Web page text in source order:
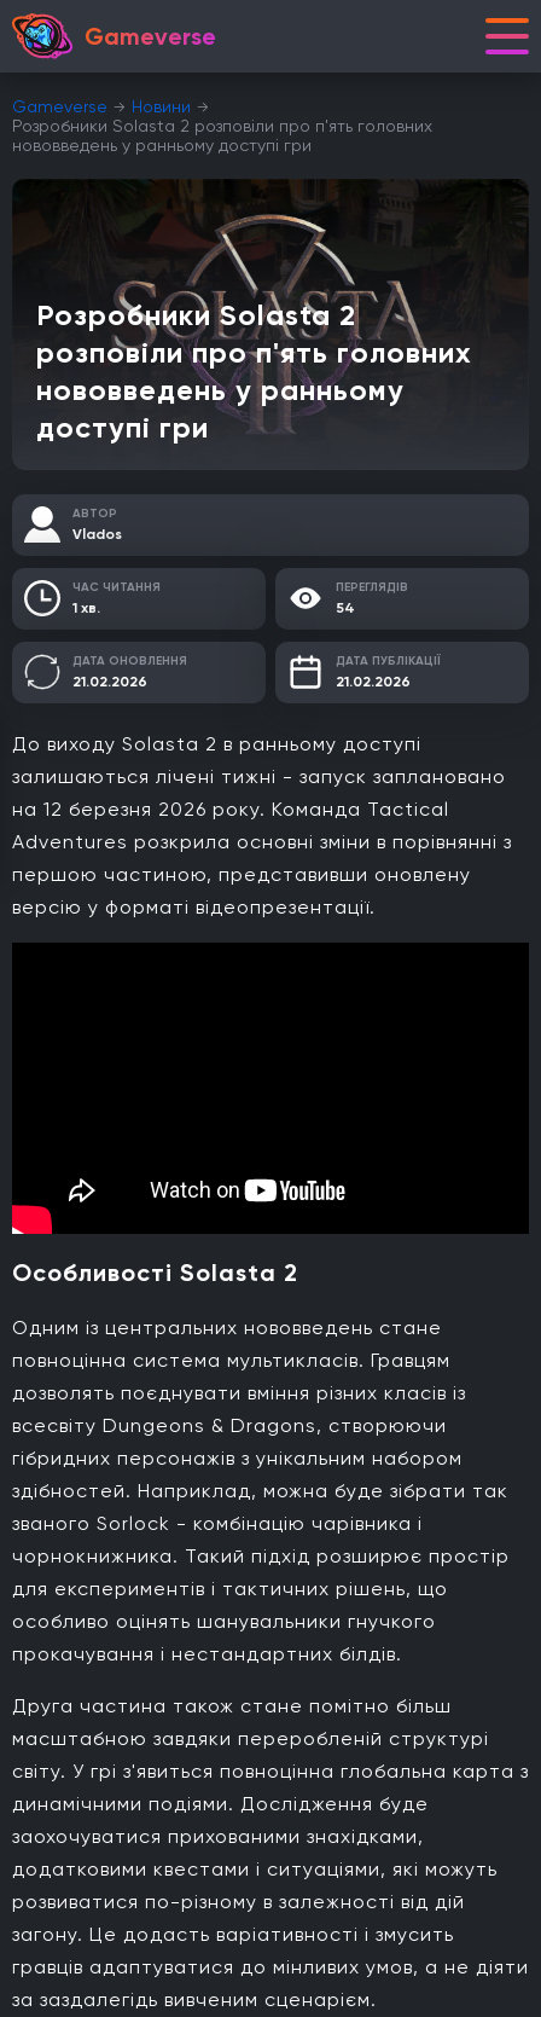
Gameverse
Gameverse
Новини
Розробники Solasta 2 розповіли про п'ять головних
нововведень у ранньому доступі гри
Розробники Solasta 2
розповіли про п'ять головних
нововведень у ранньому
доступі гри
АВТОР
Vlados
ЧАС ЧИТАННЯ
1 хв.
ПЕРЕГЛЯДІВ
54
ДАТА ОНОВЛЕННЯ
21.02.2026
ДАТА ПУБЛІКАЦІЇ
21.02.2026
До виходу Solasta 2 в ранньому доступі
залишаються лічені тижні - запуск заплановано
на 12 березня 2026 року. Команда Tactical
Adventures розкрила основні зміни в порівнянні з
першою частиною, представивши оновлену
версію у форматі відеопрезентації.
Особливості Solasta 2
Одним із центральних нововведень стане
повноцінна система мультикласів. Гравцям
дозволять поєднувати вміння різних класів із
всесвіту Dungeons & Dragons, створюючи
гібридних персонажів з унікальним набором
здібностей. Наприклад, можна буде зібрати так
званого Sorlock - комбінацію чарівника і
чорнокнижника. Такий підхід розширює простір
для експериментів і тактичних рішень, що
особливо оцінять шанувальники гнучкого
прокачування і нестандартних білдів.
Друга частина також стане помітно більш
масштабною завдяки переробленій структурі
світу. У грі з'явиться повноцінна глобальна карта з
динамічними подіями. Дослідження буде
заохочуватися прихованими знахідками,
додатковими квестами і ситуаціями, які можуть
розвиватися по-різному в залежності від дій
загону. Це додасть варіативності і змусить
гравців адаптуватися до мінливих умов, а не діяти
за заздалегідь вивченим сценарієм.